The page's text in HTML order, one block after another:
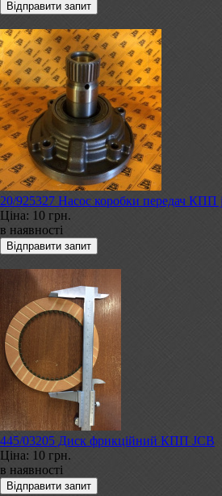
20/925327 Насос коробки передач КПП
Ціна: 10 грн.
в наявності
445/03205 Диск фрикційний КПП JCB
Ціна: 10 грн.
в наявності